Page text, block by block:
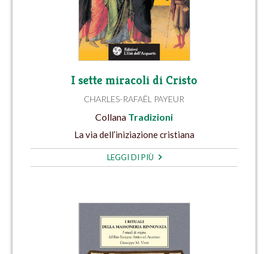
I sette miracoli di Cristo
CHARLES-RAFAËL PAYEUR
Collana Tradizioni
La via dell’iniziazione cristiana
LEGGI DI PIÙ